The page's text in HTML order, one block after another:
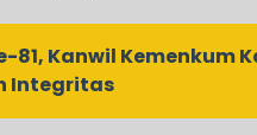
81, Kanwil Kemenkum
Integritas